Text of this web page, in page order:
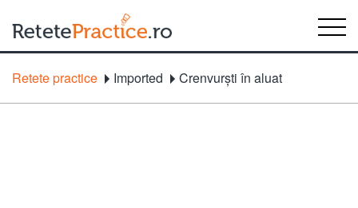
Retete practice Imported Crenvurşti în aluat